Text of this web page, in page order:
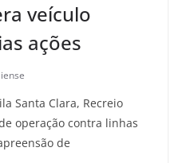
veículo
ações
Santa Clara, Recreio
operação contra linhas
de